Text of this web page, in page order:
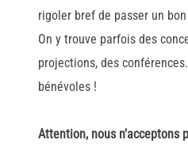
rigoler bref de passer un
On y trouve parfois des
projections, des
bénévoles !
Attention, nous n’acceptons